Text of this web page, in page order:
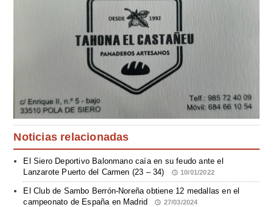
Noticias relacionadas
El Siero Deportivo Balonmano caía en su feudo ante el
Lanzarote Puerto del Carmen (23 – 34)
10/01/2022
El Club de Sambo Berrón-Noreña obtiene 12 medallas en el
campeonato de España en Madrid
27/03/2024